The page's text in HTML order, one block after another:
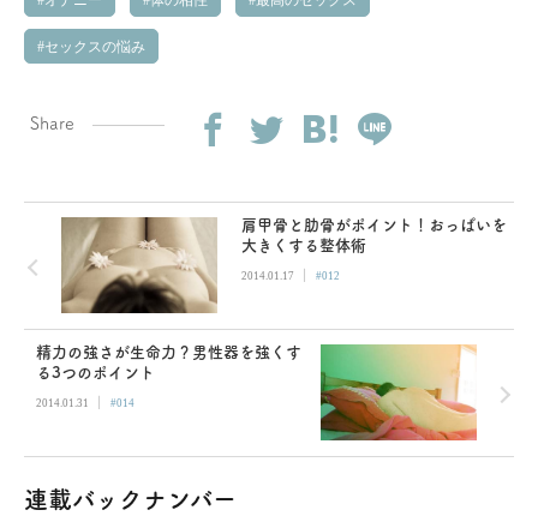
セックスの悩み
Share
肩甲骨と肋骨がポイント！おっぱいを
大きくする整体術
2014.01.17 | #012
精力の強さが生命力？男性器を強くす
る3つのポイント
2014.01.31 | #014
連載バックナンバー